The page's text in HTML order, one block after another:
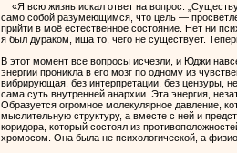
«Я всю жизнь искал ответ на вопрос:
само собой разумеющимся, что цель —
прийти в моё естественное состояние. Нет ни
я был дураком, ища то, чего не существует.
В этот момент все вопросы исчезли, и Юджи
энергии проникла в его мозг по одному из
вибрирующая, без интерпретации, без цензуры,
сама суть внутренней анархии. Эта энергия,
Образуется огромное молекулярное давление,
мыслительную структуру, а вместе с ней и
коридора, который состоял из
хромосом. Она была не психологической, а